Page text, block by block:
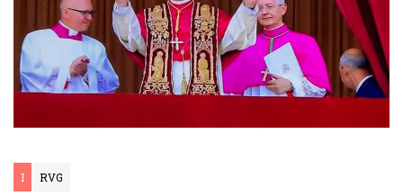
I RVG